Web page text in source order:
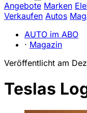
Angebote Marken
Verkaufen Autos
AUTO im ABO
· Magazin
Veröffentlicht am
Teslas